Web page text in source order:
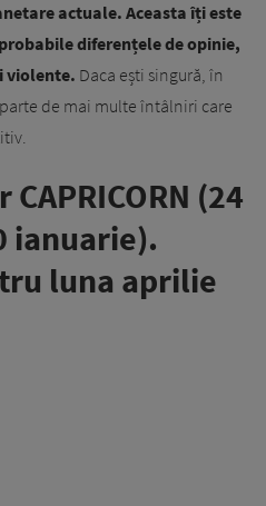
actuale. Aceasta îți este
diferențele de opinie,
violente. Daca ești singură, în
de mai multe întâlniri care
(24
ianuarie).
luna aprilie